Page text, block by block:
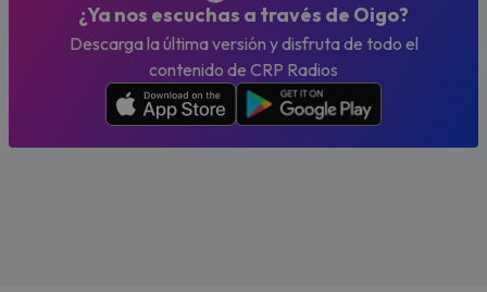
¿Ya nos escuchas a través de Oigo?
Descarga la última versión y disfruta de todo el
contenido de CRP Radios